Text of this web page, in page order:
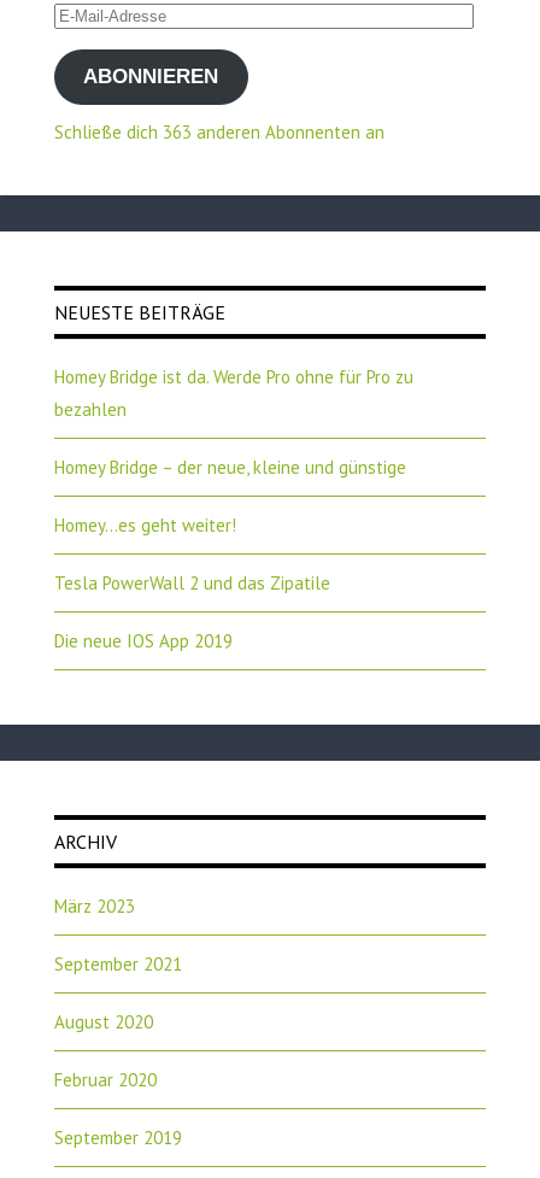
E-
Mail-
AdresseABONNIEREN
Schließe dich 363 anderen Abonnenten an
NEUESTE BEITRÄGE
Homey Bridge ist da. Werde Pro ohne für Pro zu
bezahlen
Homey Bridge – der neue, kleine und günstige
Homey…es geht weiter!
Tesla PowerWall 2 und das Zipatile
Die neue IOS App 2019
ARCHIV
März 2023
September 2021
August 2020
Februar 2020
September 2019